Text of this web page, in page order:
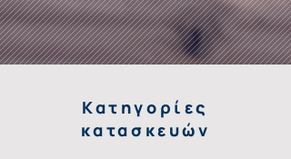
Κατηγορίες
κατασκευών